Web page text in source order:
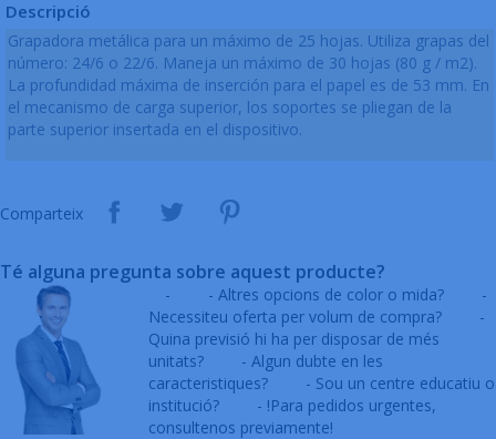
Descripció
Grapadora metálica para un máximo de 25 hojas. Utiliza grapas del
número: 24/6 o 22/6. Maneja un máximo de 30 hojas (80 g / m2).
La profundidad máxima de inserción para el papel es de 53 mm. En
el mecanismo de carga superior, los soportes se pliegan de la
parte superior insertada en el dispositivo.
Comparteix
Té alguna pregunta sobre aquest producte?
- - Altres opcions de color o mida?
-
Necessiteu oferta per volum de compra?
-
Quina previsió hi ha per disposar de més
unitats?
- Algun dubte en les
caracteristiques?
- Sou un centre educatiu o
institució?
- !Para pedidos urgentes,
consultenos previamente!